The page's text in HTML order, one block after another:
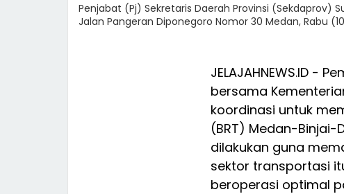
Penjabat (Pj) Sekretaris Daerah Provinsi (Sekdaprov)
Jalan Pangeran Diponegoro Nomor 30 Medan, Rabu
JELAJAHNEWS.ID -
bersama
koordinasi untuk
(BRT) Medan-
dilakukan guna
sektor transportasi
beroperasi optimal